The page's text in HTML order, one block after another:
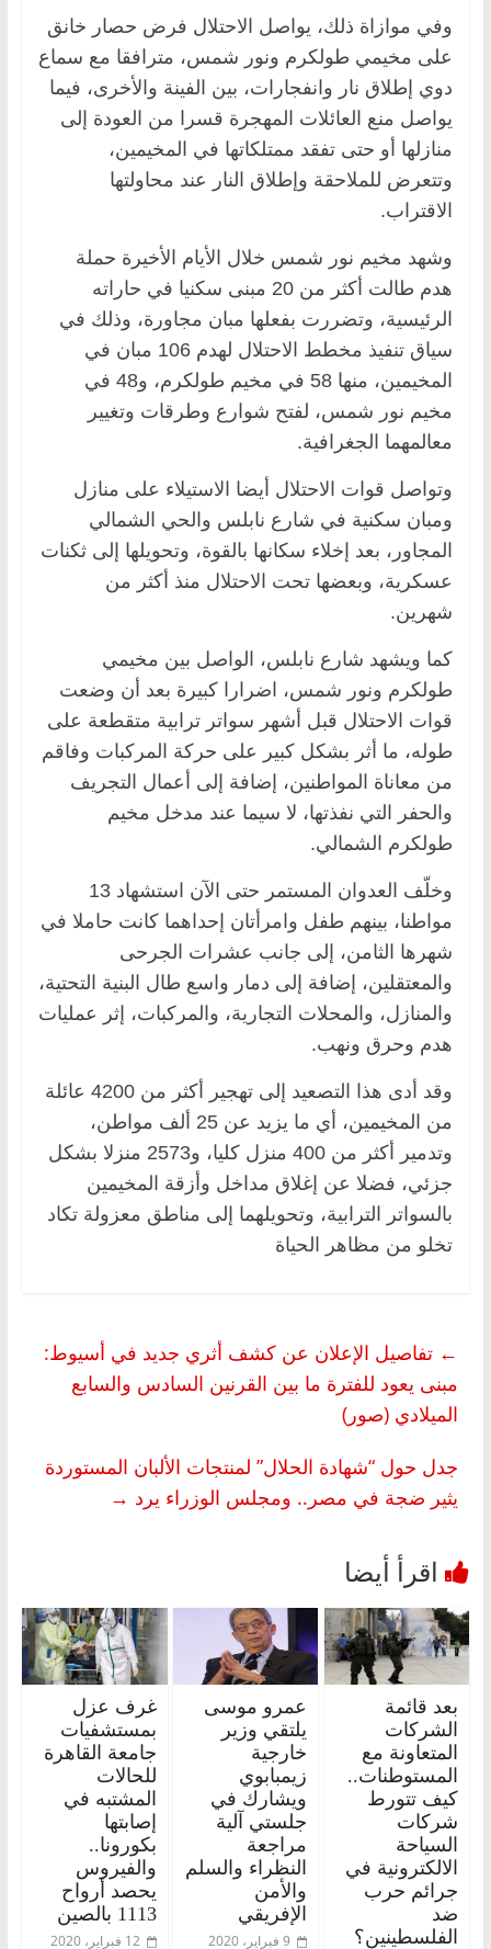
وفي موازاة ذلك، يواصل الاحتلال فرض حصار خانق
على مخيمي طولكرم ونور شمس، مترافقا مع سماع
دوي إطلاق نار وانفجارات، بين الفينة والأخرى، فيما
يواصل منع العائلات المهجرة قسرا من العودة إلى
منازلها أو حتى تفقد ممتلكاتها في المخيمين،
وتتعرض للملاحقة وإطلاق النار عند محاولتها
الاقتراب.
وشهد مخيم نور شمس خلال الأيام الأخيرة حملة
هدم طالت أكثر من 20 مبنى سكنيا في حاراته
الرئيسية، وتضررت بفعلها مبان مجاورة، وذلك في
سياق تنفيذ مخطط الاحتلال لهدم 106 مبان في
المخيمين، منها 58 في مخيم طولكرم، و48 في
مخيم نور شمس، لفتح شوارع وطرقات وتغيير
معالمهما الجغرافية.
وتواصل قوات الاحتلال أيضا الاستيلاء على منازل
ومبان سكنية في شارع نابلس والحي الشمالي
المجاور، بعد إخلاء سكانها بالقوة، وتحويلها إلى ثكنات
عسكرية، وبعضها تحت الاحتلال منذ أكثر من
شهرين.
كما ويشهد شارع نابلس، الواصل بين مخيمي
طولكرم ونور شمس، اضرارا كبيرة بعد أن وضعت
قوات الاحتلال قبل أشهر سواتر ترابية متقطعة على
طوله، ما أثر بشكل كبير على حركة المركبات وفاقم
من معاناة المواطنين، إضافة إلى أعمال التجريف
والحفر التي نفذتها، لا سيما عند مدخل مخيم
طولكرم الشمالي.
وخلّف العدوان المستمر حتى الآن استشهاد 13
مواطنا، بينهم طفل وامرأتان إحداهما كانت حاملا في
شهرها الثامن، إلى جانب عشرات الجرحى
والمعتقلين، إضافة إلى دمار واسع طال البنية التحتية،
والمنازل، والمحلات التجارية، والمركبات، إثر عمليات
هدم وحرق ونهب.
وقد أدى هذا التصعيد إلى تهجير أكثر من 4200 عائلة
من المخيمين، أي ما يزيد عن 25 ألف مواطن،
وتدمير أكثر من 400 منزل كليا، و2573 منزلا بشكل
جزئي، فضلا عن إغلاق مداخل وأزقة المخيمين
بالسواتر الترابية، وتحويلهما إلى مناطق معزولة تكاد
تخلو من مظاهر الحياة
← تفاصيل الإعلان عن كشف أثري جديد في أسيوط:
مبنى يعود للفترة ما بين القرنين السادس والسابع
الميلادي (صور)
جدل حول “شهادة الحلال” لمنتجات الألبان المستوردة
يثير ضجة في مصر.. ومجلس الوزراء يرد →
بعد قائمة
الشركات
المتعاونة مع
المستوطنات..
كيف تتورط
شركات
السياحة
الالكترونية في
جرائم حرب
ضد
الفلسطينين؟
عمرو موسى
يلتقي وزير
خارجية
زيمبابوي
ويشارك في
جلستي آلية
مراجعة
النظراء والسلم
والأمن
الإفريقي
9 فبراير، 2020
غرف عزل
بمستشفيات
جامعة القاهرة
للحالات
المشتبه في
إصابتها
بكورونا..
والفيروس
يحصد أرواح
1113 بالصين
12 فبراير، 2020